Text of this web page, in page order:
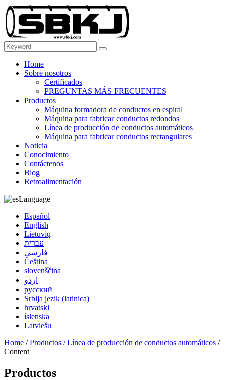
Home
Sobre nosotros
Certificados
PREGUNTAS MÁS FRECUENTES
Productos
Máquina formadora de conductos en espiral
Máquina para fabricar conductos redondos
Línea de producción de conductos automáticos
Máquina para fabricar conductos rectangulares
Noticia
Conocimiento
Contáctenos
Blog
Retroalimentación
Language
Español
English
Lietuvių
עברית
فارسی
Čeština
slovenščina
اردو
русский
Srbija jezik (latinica)
hrvatski
íslenska
Latviešu
Home /Productos /Línea de producción de conductos automáticos /
Content
Productos